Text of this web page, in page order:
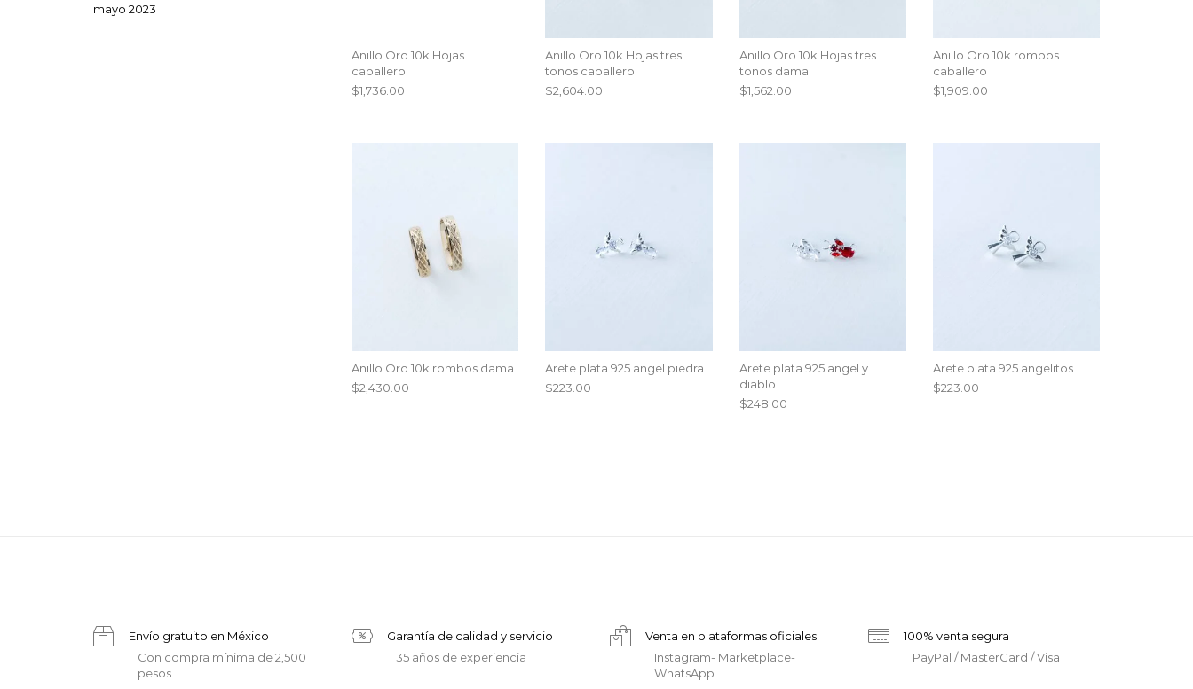
mayo 2023
Anillo Oro 10k Hojas
caballero
$1,736.00
Anillo Oro 10k Hojas tres
tonos caballero
$2,604.00
Anillo Oro 10k Hojas tres
tonos dama
$1,562.00
Anillo Oro 10k rombos
caballero
$1,909.00
Anillo Oro 10k rombos dama
$2,430.00
Arete plata 925 angel piedra
$223.00
Arete plata 925 angel y
diablo
$248.00
Arete plata 925 angelitos
$223.00
Envío gratuito en México
Con compra mínima de 2,500
pesos
Garantía de calidad y servicio
35 años de experiencia
Venta en plataformas oficiales
Instagram- Marketplace-
WhatsApp
100% venta segura
PayPal / MasterCard / Visa